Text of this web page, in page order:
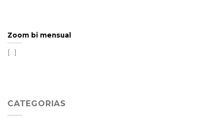
Zoom bi mensual
[...]
CATEGORIAS